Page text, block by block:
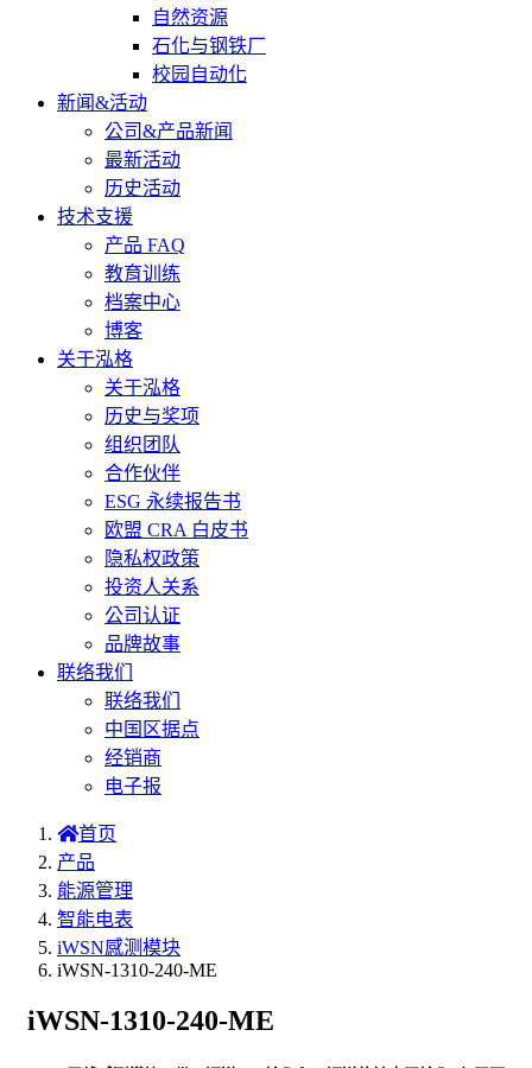
自然资源
石化与钢铁厂
校园自动化
新闻&活动
公司&产品新闻
最新活动
历史活动
技术支援
产品 FAQ
教育训练
档案中心
博客
关于泓格
关于泓格
历史与奖项
组织团队
合作伙伴
ESG 永续报告书
欧盟 CRA 白皮书
隐私权政策
投资人关系
公司认证
品牌故事
联络我们
联络我们
中国区据点
经销商
电子报
首页
产品
能源管理
智能电表
iWSN感测模块
iWSN-1310-240-ME
iWSN-1310-240-ME